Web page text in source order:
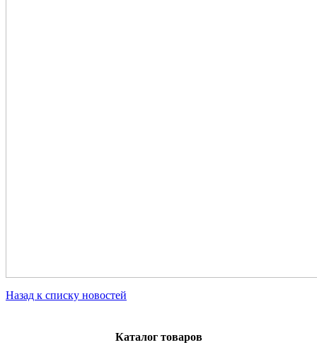
Назад к списку новостей
Каталог товаров